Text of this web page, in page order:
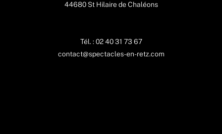
44680 St Hilaire de Chaléons
Tél. : 02 40 31 73 67
contact@spectacles-en-retz.com